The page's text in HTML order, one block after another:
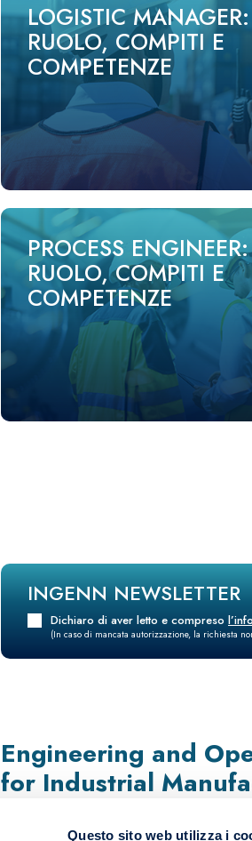
Questo sito web utilizza i
LOGISTIC MANAGER:
RUOLO, COMPITI E
COMPETENZE
PROCESS ENGINEER:
RUOLO, COMPITI E
COMPETENZE
INGENN NEWSLETTER
Dichiaro di aver letto e compreso
(In caso di mancata autorizzazione, la richiesta
Engineering and
for Industrial